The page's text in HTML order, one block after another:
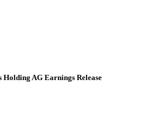
AG Earnings Release